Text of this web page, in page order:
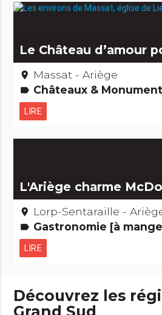
Le Château d’amour
place Massat - Ariège
label Châteaux & Monuments
LIRE
L'Ariège charme
place Lorp-Sentaraille -
label Gastronomie [à
LIRE
Découvrez les